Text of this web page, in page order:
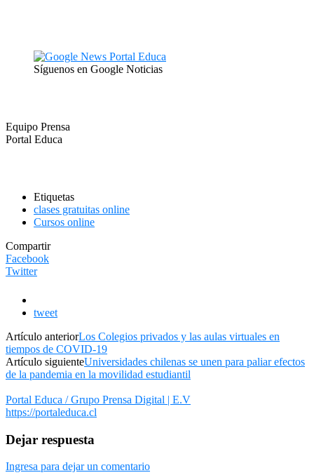
Síguenos en Google Noticias
Equipo Prensa
Portal Educa
Etiquetas
clases gratuitas online
Cursos online
Compartir
Facebook
Twitter
tweet
Artículo anteriorLos Colegios privados y las aulas virtuales en
tiempos de COVID-19
Artículo siguienteUniversidades chilenas se unen para paliar efectos
de la pandemia en la movilidad estudiantil
Portal Educa / Grupo Prensa Digital | E.V
https://portaleduca.cl
Dejar respuesta
Ingresa para dejar un comentario